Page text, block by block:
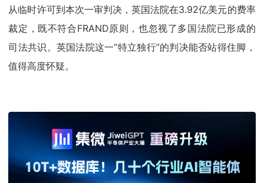
从临时许可到本次一审判决，英国法院在3.92亿美元的费率
裁定，既不符合FRAND原则，也忽视了多国法院已形成的
司法共识。英国法院这一“特立独行”的判决能否站得住脚，
值得高度怀疑。